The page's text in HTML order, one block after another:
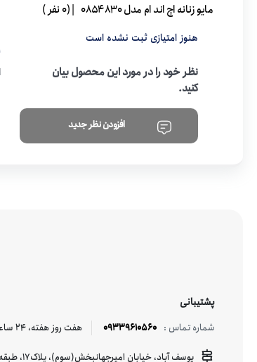
مایو زنانه اچ اند ام مدل 0854830 | (0 نفر )
هنوز امتیازی ثبت نشده است
نظر خود را در مورد این محصول بیان
کنید.
افزودن نظر جدید
پشتیبانی
شماره تماس : 09339610560
هفت روز هفته، ۲۴ ساعت شبانه‌روز پاسخگوی شما هستیم.
یوسف آباد، خیابان امیرجهانبخش(سوم)، پلاک17، طبقه3، واحد6